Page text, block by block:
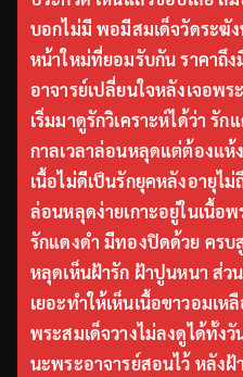
บอกไม่มี พอมีสมเด็จวัดระฆั
หน้าใหม่ที่ยอมรับกัน ราคาถึ
อาจารย์เปลี่ยนใจหลังเจอพ
เริ่มมาดูรักวิเคราะห์ได้ว่า รั
กาลเวลาล่อนหลุดแต่ต้องแห้
เนื้อไม่ดีเป็นรักยุคหลังอายุไ
ล่อนหลุดง่ายเกาะอยู่ในเนื้อ
รักแดงดำ มีทองปิดด้วย ครบ
หลุดเห็นฝ้ารัก ฝ้าปูนหนา ส่ว
เยอะทำให้เห็นเนื้อขาวอมเห
พระสมเด็จวางไม่ลงดูได้ทั้ง
นะพระอาจารย์สอนไว้ หลัง